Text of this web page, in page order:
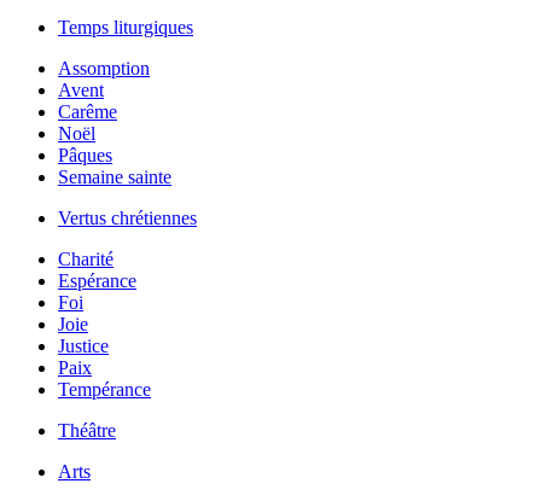
Temps liturgiques
Assomption
Avent
Carême
Noël
Pâques
Semaine sainte
Vertus chrétiennes
Charité
Espérance
Foi
Joie
Justice
Paix
Tempérance
Théâtre
Arts